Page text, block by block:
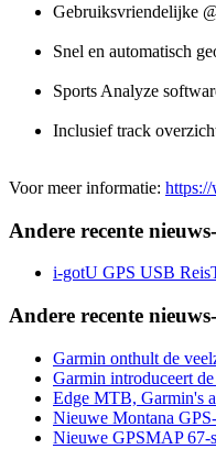
Gebruiksvriendelijke
Snel en automatisch
Sports Analyze
Inclusief track
Voor meer informatie:
Andere recente
i-gotU GPS USB
Andere recente
Garmin onthult de
Garmin introduceert
Edge MTB, Garmin's
Nieuwe Montana
Nieuwe GPSMAP 67-